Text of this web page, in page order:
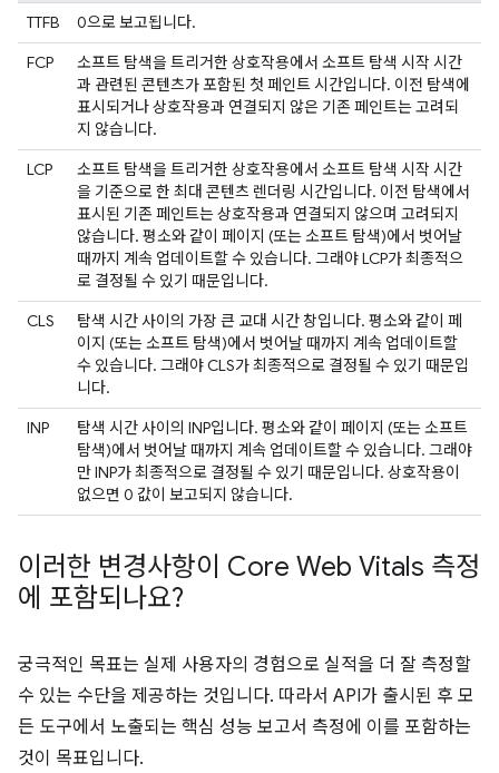
TTFB
0으로 보고됩니다.
FCP
소프트 탐색을 트리거한 상호작용에서 소프트 탐색 시작 시간
과 관련된 콘텐츠가 포함된 첫 페인트 시간입니다. 이전 탐색에
표시되거나 상호작용과 연결되지 않은 기존 페인트는 고려되
지 않습니다.
LCP
소프트 탐색을 트리거한 상호작용에서 소프트 탐색 시작 시간
을 기준으로 한 최대 콘텐츠 렌더링 시간입니다. 이전 탐색에서
표시된 기존 페인트는 상호작용과 연결되지 않으며 고려되지
않습니다. 평소와 같이 페이지 (또는 소프트 탐색)에서 벗어날
때까지 계속 업데이트할 수 있습니다. 그래야 LCP가 최종적으
로 결정될 수 있기 때문입니다.
CLS
탐색 시간 사이의 가장 큰 교대 시간 창입니다. 평소와 같이 페
이지 (또는 소프트 탐색)에서 벗어날 때까지 계속 업데이트할
수 있습니다. 그래야 CLS가 최종적으로 결정될 수 있기 때문입
니다.
INP
탐색 시간 사이의 INP입니다. 평소와 같이 페이지 (또는 소프트
탐색)에서 벗어날 때까지 계속 업데이트할 수 있습니다. 그래야
만 INP가 최종적으로 결정될 수 있기 때문입니다. 상호작용이
없으면 0 값이 보고되지 않습니다.
이러한 변경사항이 Core Web Vitals 측정
에 포함되나요?
궁극적인 목표는 실제 사용자의 경험으로 실적을 더 잘 측정할
수 있는 수단을 제공하는 것입니다. 따라서 API가 출시된 후 모
든 도구에서 노출되는 핵심 성능 보고서 측정에 이를 포함하는
것이 목표입니다.